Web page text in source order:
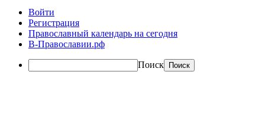
Войти
Регистрация
Православный календарь на сегодня
В-Православии.рф
Поиск